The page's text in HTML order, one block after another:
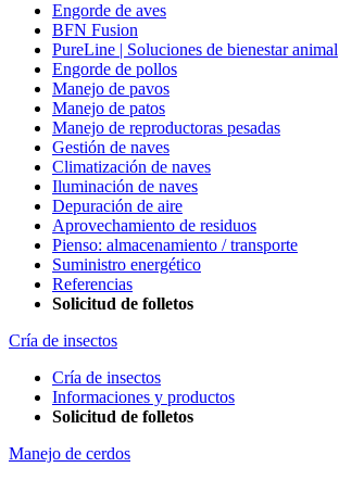
Engorde de aves
BFN Fusion
PureLine | Soluciones de bienestar animal
Engorde de pollos
Manejo de pavos
Manejo de patos
Manejo de reproductoras pesadas
Gestión de naves
Climatización de naves
Iluminación de naves
Depuración de aire
Aprovechamiento de residuos
Pienso: almacenamiento / transporte
Suministro energético
Referencias
Solicitud de folletos
Cría de insectos
Cría de insectos
Informaciones y productos
Solicitud de folletos
Manejo de cerdos